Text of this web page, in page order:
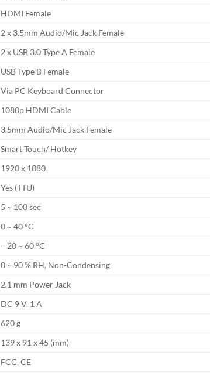
HDMI Female
2 x 3.5mm Audio/Mic Jack Female
2 x USB 3.0 Type A Female
USB Type B Female
Via PC Keyboard Connector
1080p HDMI Cable
3.5mm Audio/Mic Jack Female
Smart Touch/ Hotkey
1920 x 1080
Yes (TTU)
5 ~ 100 sec
0 ~ 40 °C
– 20 ~ 60 °C
0 ~ 90 % RH, Non-Condensing
2.1 mm Power Jack
DC 9 V, 1 A
620 g
139 x 91 x 45 (mm)
FCC, CE